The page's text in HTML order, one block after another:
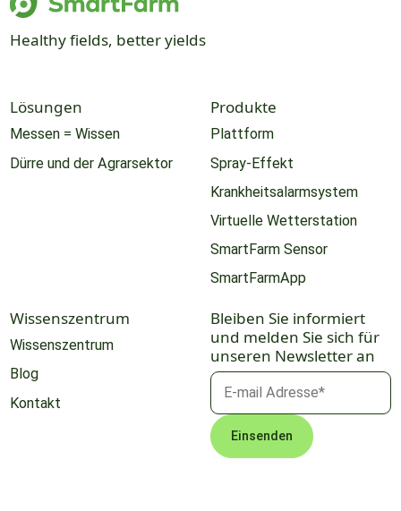
Healthy fields, better yields
Lösungen
Messen = Wissen
Dürre und der Agrarsektor
Produkte
Plattform
Spray-Effekt
Krankheitsalarmsystem
Virtuelle Wetterstation
SmartFarm Sensor
SmartFarmApp
Wissenszentrum
Wissenszentrum
Blog
Kontakt
Bleiben Sie informiert
und melden Sie sich für
unseren Newsletter an